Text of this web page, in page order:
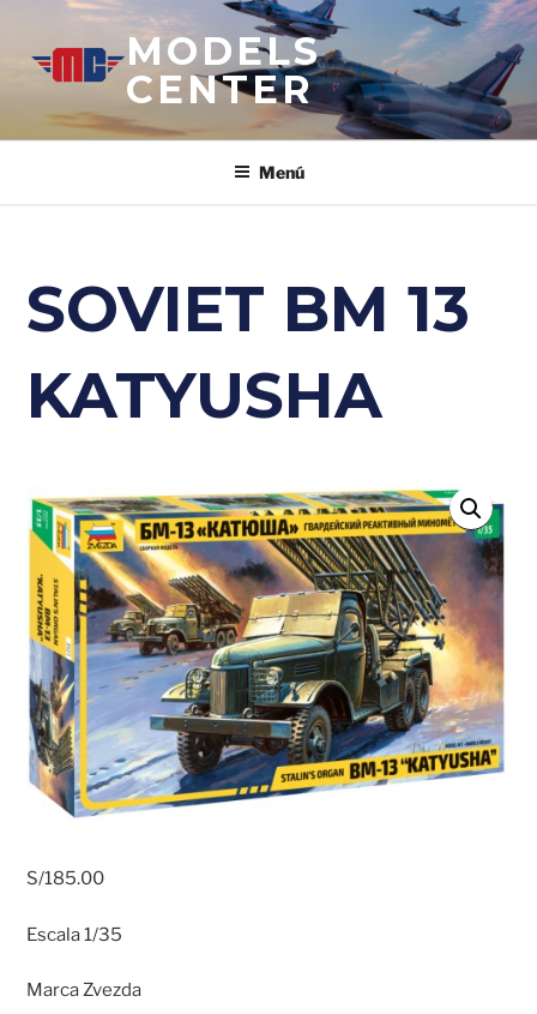
contenido
MODELS
CENTER
Menú
SOVIET BM 13
KATYUSHA
S/185.00
Escala 1/35
Marca Zvezda